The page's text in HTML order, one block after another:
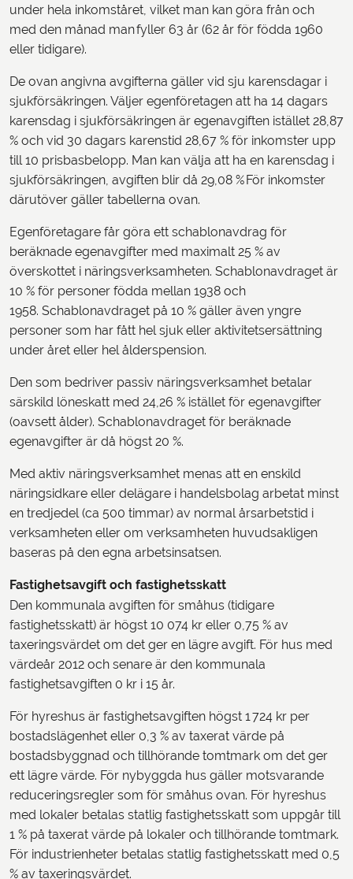
under hela inkomståret, vilket man kan göra från och
med den månad man fyller 63 år (62 år för födda 1960
eller tidigare).
De ovan angivna avgifterna gäller vid sju karensdagar i
sjukförsäkringen. Väljer egenföretagen att ha 14 dagars
karensdag i sjukförsäkringen är egenavgiften istället 28,87
% och vid 30 dagars karenstid 28,67 % för inkomster upp
till 10 prisbasbelopp. Man kan välja att ha en karensdag i
sjukförsäkringen, avgiften blir då 29,08 % För inkomster
därutöver gäller tabellerna ovan.
Egenföretagare får göra ett schablonavdrag för
beräknade egenavgifter med maximalt 25 % av
överskottet i näringsverksamheten. Schablonavdraget är
10 % för personer födda mellan 1938 och
1958. Schablonavdraget på 10 % gäller även yngre
personer som har fått hel sjuk eller aktivitetsersättning
under året eller hel ålderspension.
Den som bedriver passiv näringsverksamhet betalar
särskild löneskatt med 24,26 % istället för egenavgifter
(oavsett ålder). Schablonavdraget för beräknade
egenavgifter är då högst 20 %.
Med aktiv näringsverksamhet menas att en enskild
näringsidkare eller delägare i handelsbolag arbetat minst
en tredjedel (ca 500 timmar) av normal årsarbetstid i
verksamheten eller om verksamheten huvudsakligen
baseras på den egna arbetsinsatsen.
Fastighetsavgift och fastighetsskatt
Den kommunala avgiften för småhus (tidigare
fastighetsskatt) är högst 10 074 kr eller 0,75 % av
taxeringsvärdet om det ger en lägre avgift. För hus med
värdeår 2012 och senare är den kommunala
fastighetsavgiften 0 kr i 15 år.
För hyreshus är fastighetsavgiften högst 1 724 kr per
bostadslägenhet eller 0,3 % av taxerat värde på
bostadsbyggnad och tillhörande tomtmark om det ger
ett lägre värde. För nybyggda hus gäller motsvarande
reduceringsregler som för småhus ovan. För hyreshus
med lokaler betalas statlig fastighetsskatt som uppgår till
1 % på taxerat värde på lokaler och tillhörande tomtmark.
För industrienheter betalas statlig fastighetsskatt med 0,5
% av taxeringsvärdet.